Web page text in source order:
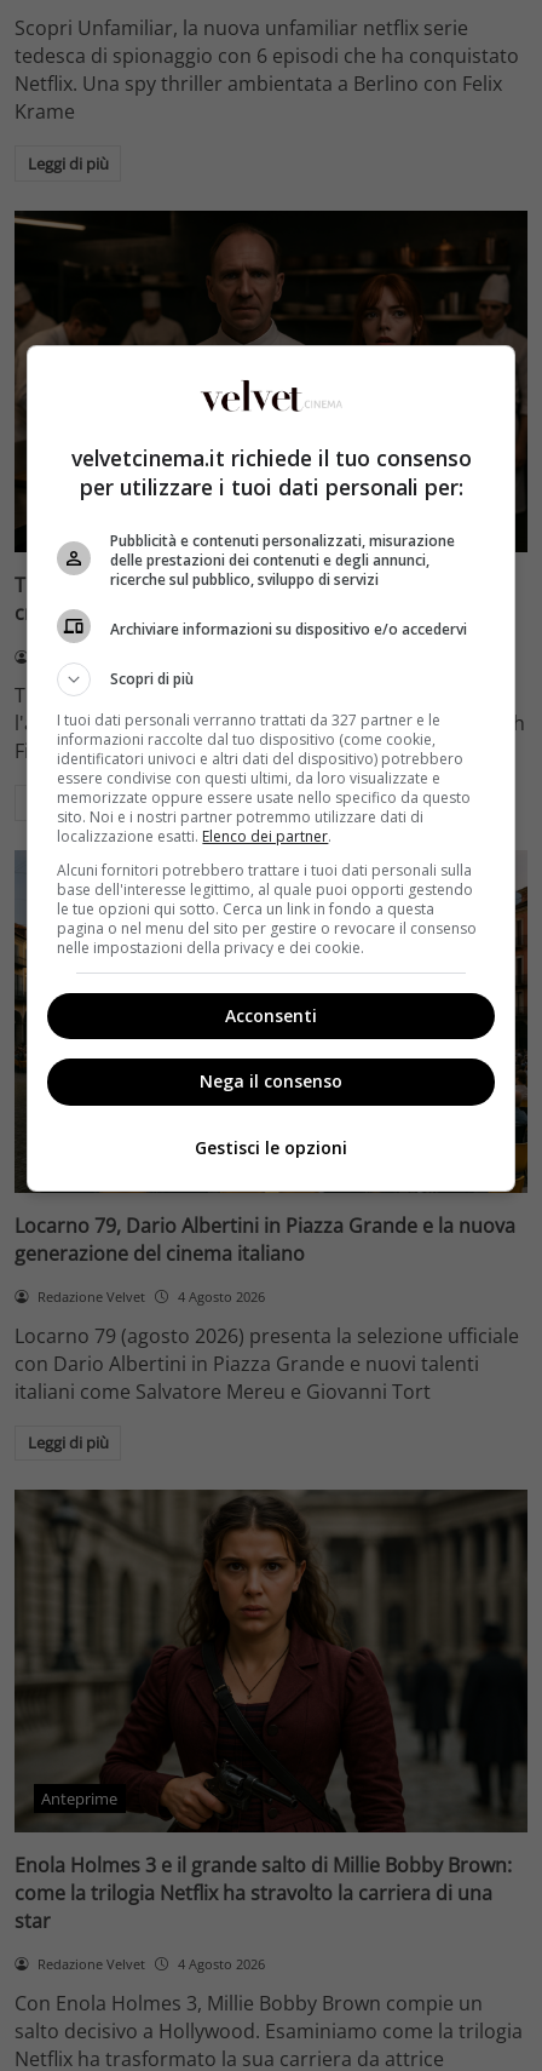
Scopri Unfamiliar, la nuova unfamiliar netflix serie
tedesca di spionaggio con 6 episodi che ha conquistato
Netflix. Una spy thriller ambientata a Berlino con Felix
Krame
Leggi di più
The Menu, il thriller di Anya Taylor-Joy e Ralph Fiennes
critica l’alta cucina su Netflix
The Menu è un thriller d'autore su Netflix che critica
l'alta cucina e il capitalismo. Con Anya Taylor-Joy e Ralph
Fiennes, il film di Mark Mylod trasforma un ristorante
Leggi di più
Locarno 79, Dario Albertini in Piazza Grande e la nuova
generazione del cinema italiano
Redazione Velvet 4 Agosto 2026
Locarno 79 (agosto 2026) presenta la selezione ufficiale
con Dario Albertini in Piazza Grande e nuovi talenti
italiani come Salvatore Mereu e Giovanni Tort
Leggi di più
Anteprime
Enola Holmes 3 e il grande salto di Millie Bobby Brown:
come la trilogia Netflix ha stravolto la carriera di una
star
Redazione Velvet 4 Agosto 2026
Con Enola Holmes 3, Millie Bobby Brown compie un
salto decisivo a Hollywood. Esaminiamo come la trilogia
Netflix ha trasformato la sua carriera da attrice
velvetcinema.it richiede il tuo consenso
per utilizzare i tuoi dati personali per:
Pubblicità e contenuti personalizzati, misurazione
delle prestazioni dei contenuti e degli annunci,
ricerche sul pubblico, sviluppo di servizi
Archiviare informazioni su dispositivo e/o accedervi
Scopri di più
I tuoi dati personali verranno trattati da 327 partner e le
informazioni raccolte dal tuo dispositivo (come cookie,
identificatori univoci e altri dati del dispositivo) potrebbero
essere condivise con questi ultimi, da loro visualizzate e
memorizzate oppure essere usate nello specifico da questo
sito. Noi e i nostri partner potremmo utilizzare dati di
localizzazione esatti. Elenco dei partner.
Alcuni fornitori potrebbero trattare i tuoi dati personali sulla
base dell'interesse legittimo, al quale puoi opporti gestendo
le tue opzioni qui sotto. Cerca un link in fondo a questa
pagina o nel menu del sito per gestire o revocare il consenso
nelle impostazioni della privacy e dei cookie.
Acconsenti
Nega il consenso
Gestisci le opzioni